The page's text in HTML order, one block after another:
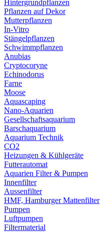
Hintergrundpflanzen
Pflanzen auf Dekor
Mutterpflanzen
In-Vitro
Stängelpflanzen
Schwimmpflanzen
Anubias
Cryptocoryne
Echinodorus
Farne
Moose
Aquascaping
Nano-Aquarien
Gesellschaftsaquarium
Barschaquarium
Aquarium Technik
CO2
Heizungen & Kühlgeräte
Futterautomat
Aquarien Filter & Pumpen
Innenfilter
Aussenfilter
HMF, Hamburger Mattenfilter
Pumpen
Luftpumpen
Filtermaterial